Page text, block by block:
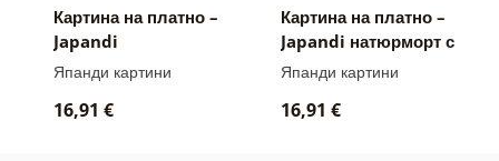
Картина на платно –
Japandi
монументална луна
Япанди картини
16,91 €
Картина на платно –
Japandi натюрморт с
бутилка
Япанди картини
16,91 €